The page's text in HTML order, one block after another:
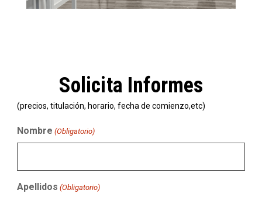
Solicita Informes
(precios, titulación, horario, fecha de comienzo,etc)
Nombre (Obligatorio)
Apellidos (Obligatorio)